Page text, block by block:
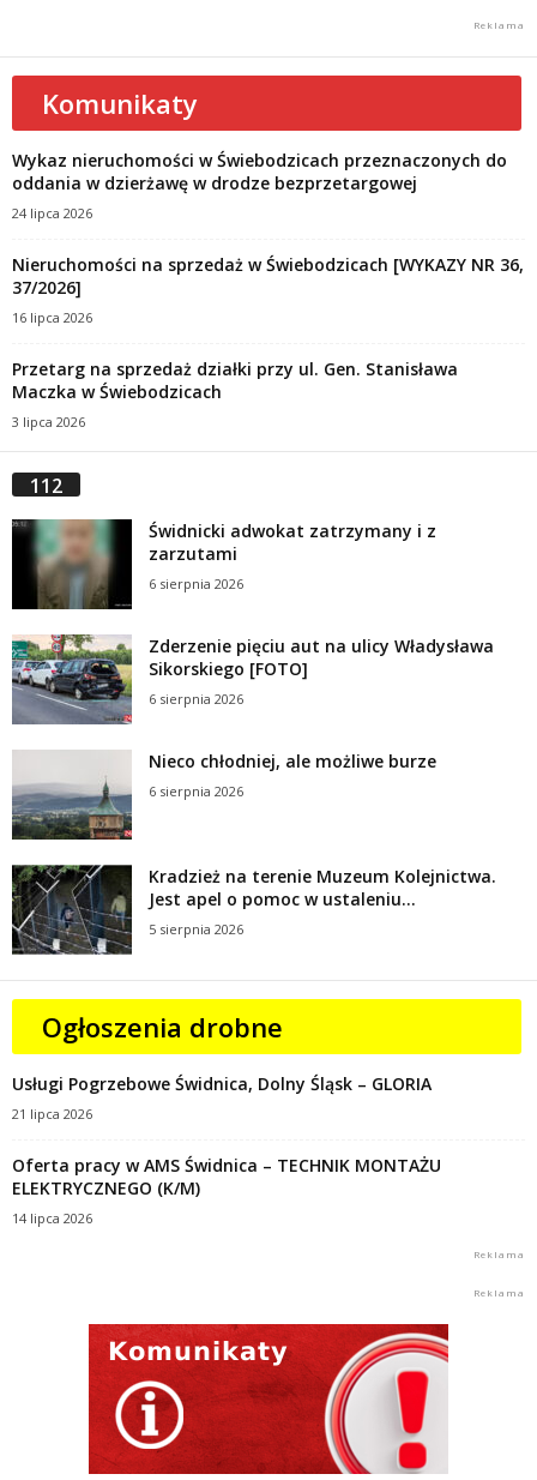
Komunikaty
Wykaz nieruchomości w Świebodzicach przeznaczonych do
oddania w dzierżawę w drodze bezprzetargowej
24 lipca 2026
Nieruchomości na sprzedaż w Świebodzicach [WYKAZY NR 36,
37/2026]
16 lipca 2026
Przetarg na sprzedaż działki przy ul. Gen. Stanisława
Maczka w Świebodzicach
3 lipca 2026
112
Świdnicki adwokat zatrzymany i z
zarzutami
6 sierpnia 2026
Zderzenie pięciu aut na ulicy Władysława
Sikorskiego [FOTO]
6 sierpnia 2026
Nieco chłodniej, ale możliwe burze
6 sierpnia 2026
Kradzież na terenie Muzeum Kolejnictwa.
Jest apel o pomoc w ustaleniu...
5 sierpnia 2026
Ogłoszenia drobne
Usługi Pogrzebowe Świdnica, Dolny Śląsk – GLORIA
21 lipca 2026
Oferta pracy w AMS Świdnica – TECHNIK MONTAŻU
ELEKTRYCZNEGO (K/M)
14 lipca 2026